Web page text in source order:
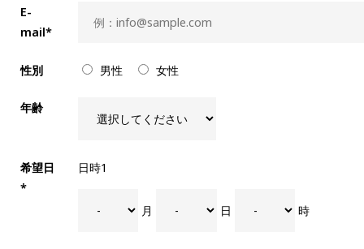
E-
mail*
性別 男性 女性
年齢
希望日
*
日時1
月 日 時